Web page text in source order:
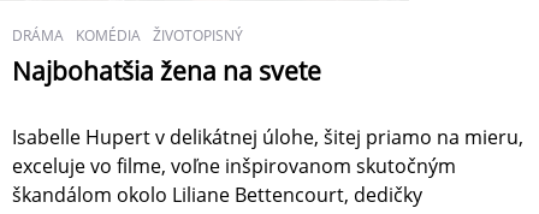
DRÁMA KOMÉDIA ŽIVOTOPISNÝ
Najbohatšia žena na svete
Isabelle Hupert v delikátnej úlohe, šitej priamo na mieru,
exceluje vo filme, voľne inšpirovanom skutočným
škandálom okolo Liliane Bettencourt, dedičky